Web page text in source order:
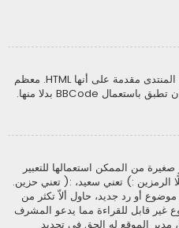
لا، غير مسموح لك بكتابة HTML في هذا المنتدى مقدمة على أنها HTML. معظم
صغيرة من الممكن استعمالها للتعبير
الرمزين :) تعني سعيد، :( تعني حزين.
أو رد جديد، حاول ألاّ تكثر من
غير قابل للقراءة مما يدعو المشرف
مدير الموقع له الحق في تحديد